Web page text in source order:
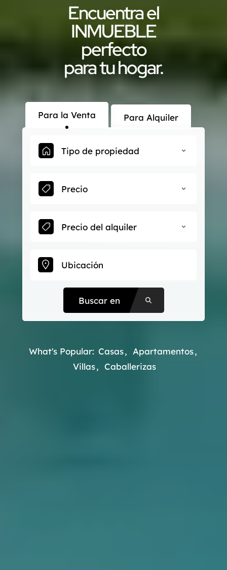
Encuentra el
INMUEBLE
perfecto
para tu hogar.
Para la Venta Para Alquiler
Tipo de propiedad
Precio
Precio del alquiler
Buscar en
What's Popular: Casas
Apartamentos
Villas
Caballerizas